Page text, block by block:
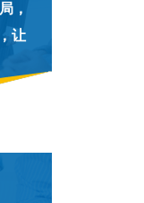
，
让